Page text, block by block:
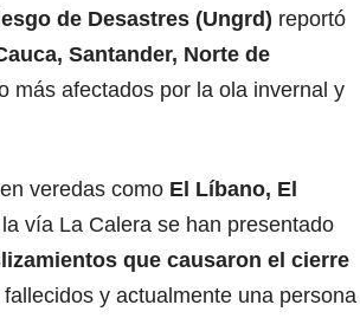
de Desastres (Ungrd) reportó
Santander, Norte de
más afectados por la ola invernal y
veredas como El Líbano, El
vía La Calera se han presentado
que causaron el cierre
y actualmente una persona